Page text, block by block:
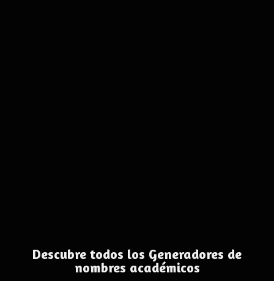
Descubre todos los Generadores de
nombres académicos